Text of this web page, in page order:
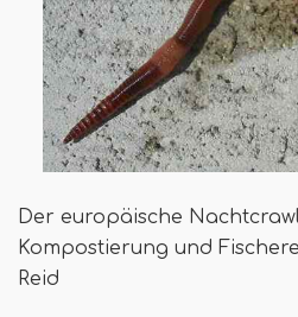
Der europäische
Kompostierung und
Reid